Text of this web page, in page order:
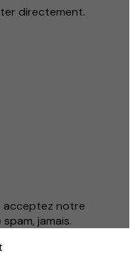
directement.
acceptez notre
spam, jamais.